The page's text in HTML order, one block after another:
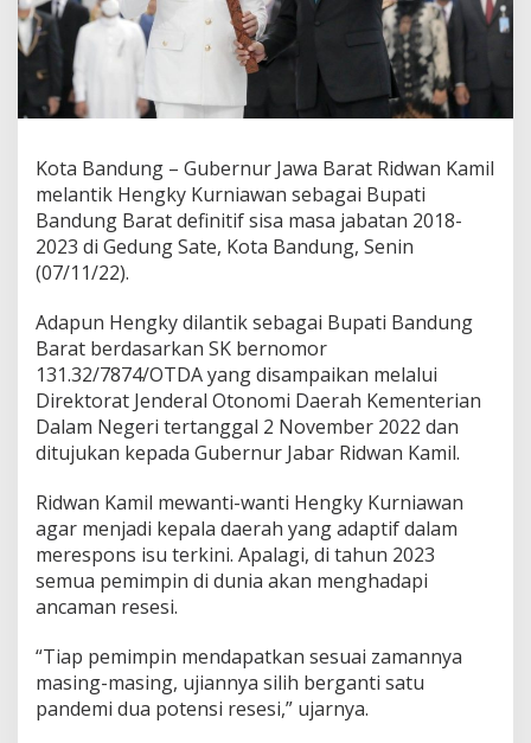
l
M
i
n
a
n
d
u
n
r
a
t
R
e
s
p
n
s
R
e
s
i
2
0
2
Kota Bandung – Gubernur Jawa Barat Ridwan Kamil
melantik Hengky Kurniawan sebagai Bupati
Bandung Barat definitif sisa masa jabatan 2018-
2023 di Gedung Sate, Kota Bandung, Senin
(07/11/22).
Adapun Hengky dilantik sebagai Bupati Bandung
Barat berdasarkan SK bernomor
131.32/7874/OTDA yang disampaikan melalui
Direktorat Jenderal Otonomi Daerah Kementerian
Dalam Negeri tertanggal 2 November 2022 dan
ditujukan kepada Gubernur Jabar Ridwan Kamil.
Ridwan Kamil mewanti-wanti Hengky Kurniawan
agar menjadi kepala daerah yang adaptif dalam
merespons isu terkini. Apalagi, di tahun 2023
semua pemimpin di dunia akan menghadapi
ancaman resesi.
“Tiap pemimpin mendapatkan sesuai zamannya
masing-masing, ujiannya silih berganti satu
pandemi dua potensi resesi,” ujarnya.